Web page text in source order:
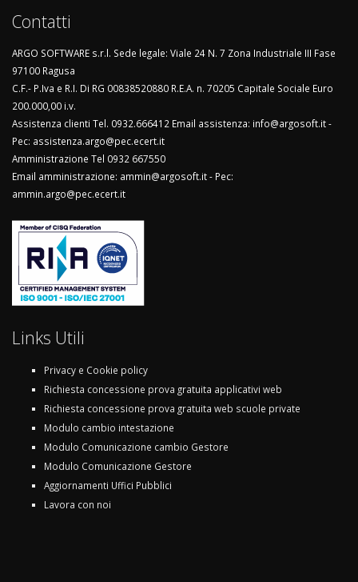
Contatti
ARGO SOFTWARE s.r.l. Sede legale: Viale 24 N. 7 Zona Industriale III Fase
97100 Ragusa
C.F.- P.Iva e R.I. Di RG 00838520880 R.E.A. n. 70205 Capitale Sociale Euro
200.000,00 i.v.
Assistenza clienti Tel. 0932.666412 Email assistenza: info@argosoft.it -
Pec: assistenza.argo@pec.ecert.it
Amministrazione Tel 0932 667550
Email amministrazione: ammin@argosoft.it - Pec:
ammin.argo@pec.ecert.it
Links Utili
Privacy e Cookie policy
Richiesta concessione prova gratuita applicativi web
Richiesta concessione prova gratuita web scuole private
Modulo cambio intestazione
Modulo Comunicazione cambio Gestore
Modulo Comunicazione Gestore
Aggiornamenti Uffici Pubblici
Lavora con noi